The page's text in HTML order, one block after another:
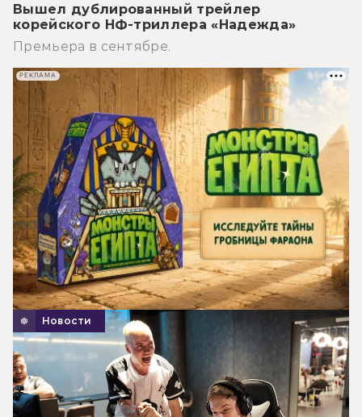
Вышел дублированный трейлер
корейского НФ-триллера «Надежда»
Премьера в сентябре.
Новости
РЕКЛАМА